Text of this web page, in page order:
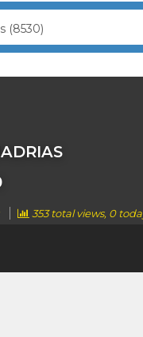
(8530)
353 total views, 0